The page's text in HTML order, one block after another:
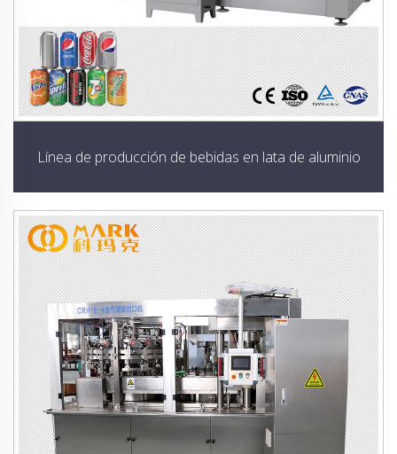
Línea de producción de bebidas en lata de aluminio